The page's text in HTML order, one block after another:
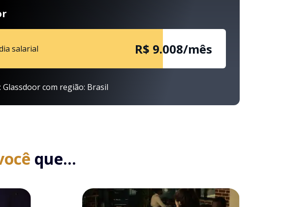
salarial R$ 9.008/mês
Glassdoor com região: Brasil
que...